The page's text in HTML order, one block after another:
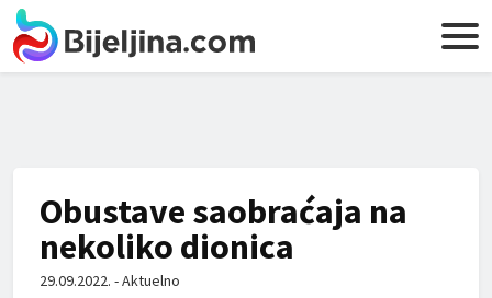
Obustave saobraćaja na
nekoliko dionica
29.09.2022. - Aktuelno